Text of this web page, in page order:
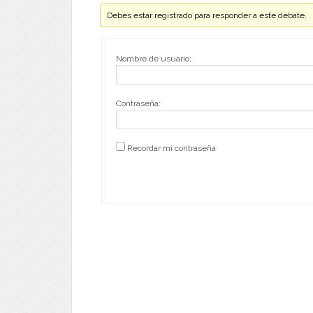
Debes estar registrado para responder a este debate.
Nombre de usuario:
Contraseña:
Recordar mi contraseña